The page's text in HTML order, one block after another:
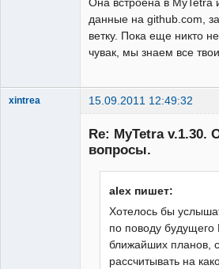
данные на github.com,
ветку. Пока еще никто
чувак, мы знаем все
xintrea 15.09.2011 12:49:32
Re: MyTetra v.1.30.
вопросы.
alex пишет:
Хотелось бы
по поводу будущего
ближайших планов,
рассчитывать на